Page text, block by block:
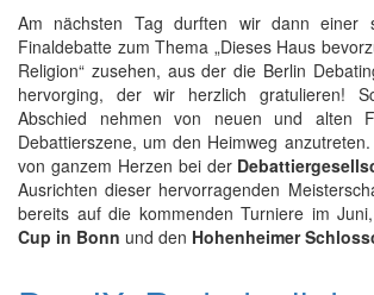
Am nächsten Tag durften wir dann einer
Finaldebatte zum Thema „Dieses Haus
Religion“ zusehen, aus der die Berlin
hervorging, der wir herzlich gratulieren!
Abschied nehmen von neuen und alten
Debattierszene, um den Heimweg
von ganzem Herzen bei der
Ausrichten dieser hervorragenden
bereits auf die kommenden Turniere im
Cup in Bonn und den Hohenheimer